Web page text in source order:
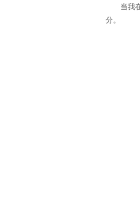
当我在
分。